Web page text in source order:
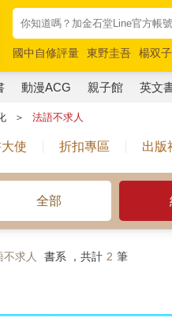
國中自修評量 東野圭吾 楊双子
唯紅花綻放
奧德賽 路邊攤新作
動漫ACG 親子館 英文
＞ 法語不求人
使 折扣專區 出版
全部
不求人 書系 ，共計 2 筆